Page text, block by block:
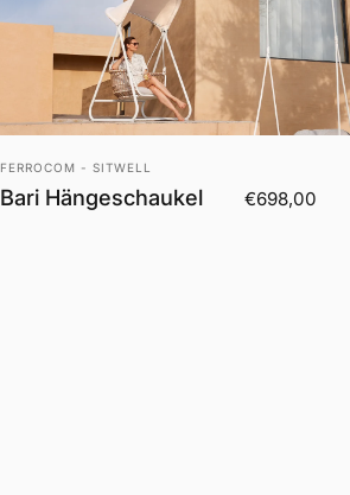
Anbieter:
FERROCOM - SITWELL
Bari Hängeschaukel €698,00